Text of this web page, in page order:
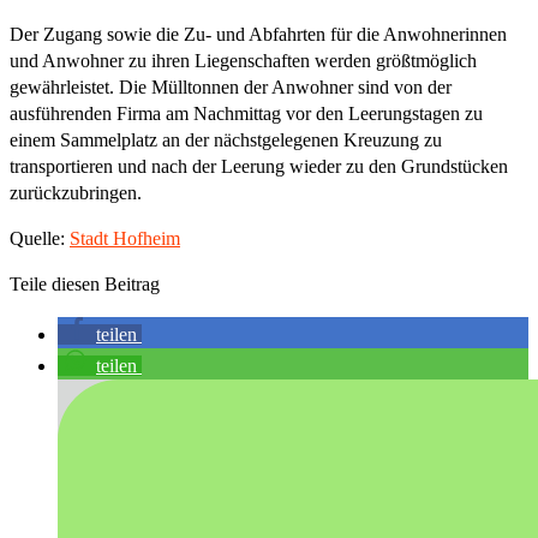
Der Zugang sowie die Zu- und Abfahrten für die Anwohnerinnen
und Anwohner zu ihren Liegenschaften werden größtmöglich
gewährleistet. Die Mülltonnen der Anwohner sind von der
ausführenden Firma am Nachmittag vor den Leerungstagen zu
einem Sammelplatz an der nächstgelegenen Kreuzung zu
transportieren und nach der Leerung wieder zu den Grundstücken
zurückzubringen.
Quelle: Stadt Hofheim
Teile diesen Beitrag
teilen
teilen